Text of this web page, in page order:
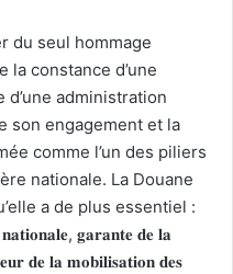
du seul hommage
constance d’une
administration
son engagement et la
comme l’un des piliers
nationale. La Douane
a de plus essentiel :
𝐠𝐚𝐫𝐚𝐧𝐭𝐞 𝐝𝐞 𝐥𝐚
𝐝𝐞 𝐥𝐚 𝐦𝐨𝐛𝐢𝐥𝐢𝐬𝐚𝐭𝐢𝐨𝐧 𝐝𝐞𝐬